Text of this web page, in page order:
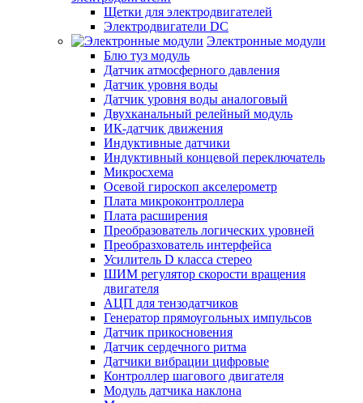
Щетки для электродвигателей
Электродвигатели DC
Электронные модули
Блю туз модуль
Датчик атмосферного давления
Датчик уровня воды
Датчик уровня воды аналоговый
Двухканальный релейный модуль
ИК-датчик движения
Индуктивные датчики
Индуктивный концевой переключатель
Микросхема
Осевой гироскоп акселерометр
Плата микроконтроллера
Плата расширения
Преобразователь логических уровней
Преобразхователь интерфейса
Усилитель D класса стерео
ШИМ регулятор скорости вращения
двигателя
АЦП для тензодатчиков
Генератор прямоугольных импульсов
Датчик прикосновения
Датчик сердечного ритма
Датчики вибрации цифровые
Контроллер шагового двигателя
Модуль датчика наклона